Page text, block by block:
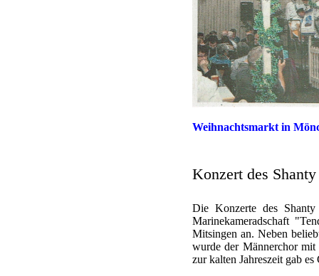
Konzert des
Die Konzerte des
Marinekameradschaft
Mitsingen an. Neben
wurde der Männerchor
zur kalten Jahreszeit gab